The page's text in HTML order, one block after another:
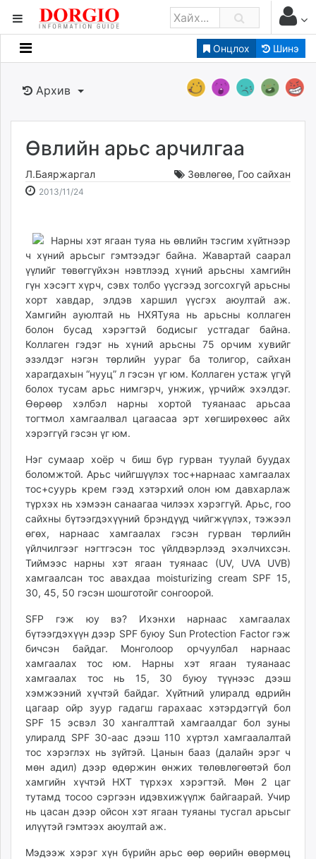
Онцлох Шинэ
Мэдээллийн
Банк санхүү
Бизнес ААН
Төрийн
caak.mn
news.mn
zindaa.mn
Baabar.mn
tovch.mn
ikon.mn
mnb.mn
Livetv.mn
Eguur.mn
24tsag.mn
shuud.mn
eagle.mn
zarig.mn
today.mn
zuv.mn
mminfo.mn
ugluu.mn
urlag.mn
unen.mn
asu.mn
shuurhai.mn
unuudur.mn
isee.mn
mglradio.com
fact.mn
itoim.mn
tumen.mn
shuum.mn
times.mn
tvmongolia.mn
mass.mn
unegui.mn
toim.mn
Архив
Өвлийн арьс арчилгаа
Л.Баяржаргал Зөвлөгөө, Гоо сайхан
2013/11/24
19:41:51
22:53:06
Нарны хэт ягаан туяа нь өвлийн тэсгим хүйтнээр
ч хүний арьсыг гэмтээдэг байна. Жавартай саарал
үүлийг төвөггүйхэн нэвтлээд хүний арьсны хамгийн
гүн хэсэгт хүрч, сэвх толбо үүсгээд зогсохгүй арьсны
хорт хавдар, элдэв харшил үүсгэх аюултай аж.
Хамгийн ауюлтай нь НХЯТуяа нь арьсны коллаген
болон бусад хэрэгтэй бодисыг устгадаг байна.
Коллаген гэдэг нь хүний арьсны 75 орчим хувийг
эзэлдэг нэгэн төрлийн уураг ба толигор, сайхан
харагдахын “нууц” л гэсэн үг юм. Коллаген устаж үгүй
болох тусам арьс нимгэрч, унжиж, үрчийж эхэлдэг.
Өөрөөр хэлбэл нарны хортой туяанаас арьсаа
тогтмол хамгаалвал цагаасаа эрт хөгширөхөөс айх
хэрэггүй гэсэн үг юм.
Нэг сумаар хоёр ч биш бүр гурван туулай буудах
боломжтой. Арьс чийгшүүлэх тос+нарнаас хамгаалах
тос+суурь крем гээд хэтэрхий олон юм давхарлаж
түрхэх нь хэмээн санаагаа чилээх хэрэггүй. Арьс, гоо
сайхны бүтээгдэхүүний брэндүүд чийгжүүлэх, тэжээл
өгөх, нарнаас хамгаалах гэсэн гурван төрлийн
үйлчилгээг нэгтгэсэн тос үйлдвэрлээд эхэлчихсэн.
Тиймээс нарны хэт ягаан туянаас (UV, UVA UVB)
хамгаалсан тос авахдаа moisturizing cream SPF 15,
30, 45, 50 гэсэн шошготойг сонгоорой.
SFP гэж юу вэ? Ихэнхи нарнаас хамгаалах
бүтээгдэхүүн дээр SPF буюу Sun Protection Faсtor гэж
бичсэн байдаг. Монголоор орчуулбал нарнаас
хамгаалах тос юм. Нарны хэт ягаан туяанаас
хамгаалах тос нь 15, 30 буюу түүнээс дээш
хэмжээний хүчтэй байдаг. Хүйтний улиралд өдрийн
цагаар ойр зуур гадагш гарахаас хэтэрдэггүй бол
SPF 15 эсвэл 30 хангалттай хамгаалдаг бол зуны
улиралд SPF 30-аас дээш 110 хүртэл хамгаалалтай
тос хэрэглэх нь зүйтэй. Цанын бааз (далайн эрэг ч
мөн адил) дээр өдөржин өнжих төлөвлөгөөтэй бол
хамгийн хүчтэй НХТ түрхэх хэрэгтэй. Мөн 2 цаг
тутамд тосоо сэргээн идэвхижүүлж байгаарай. Учир
нь цасан дээр ойсон хэт ягаан туяаны тусгал арьсыг
илүүтэй гэмтээх аюултай аж.
Мэдээж хэрэг хүн бүрийн арьс өөр өөрийн өвөрмөц